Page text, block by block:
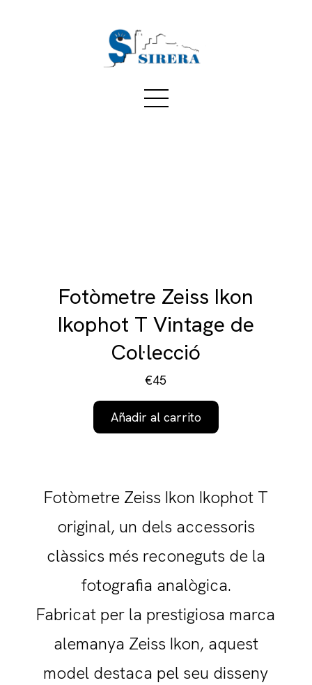
Fotòmetre Zeiss Ikon
Ikophot T Vintage de
Col·lecció
€45
Añadir al carrito
Fotòmetre Zeiss Ikon Ikophot T
original, un dels accessoris
clàssics més reconeguts de la
fotografia analògica.
Fabricat per la prestigiosa marca
alemanya Zeiss Ikon, aquest
model destaca pel seu disseny